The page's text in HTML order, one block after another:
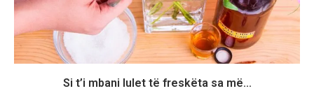
Si t’i mbani lulet të freskëta sa më...